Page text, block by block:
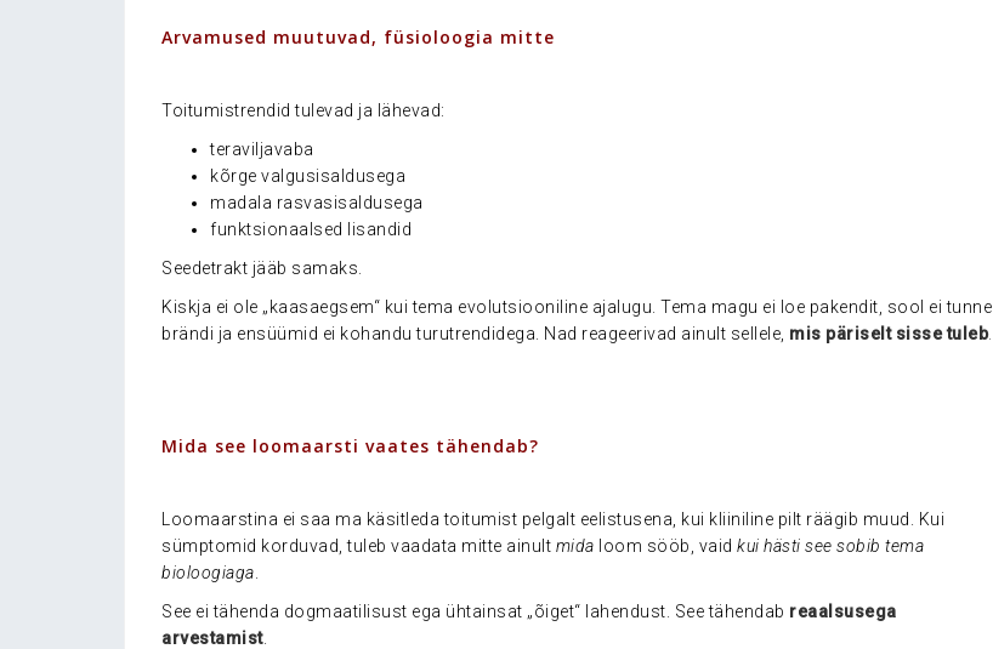
Arvamused muutuvad, füsioloogia mitte
Toitumistrendid tulevad ja lähevad:
teraviljavaba
kõrge valgusisaldusega
madala rasvasisaldusega
funktsionaalsed lisandid
Seedetrakt jääb samaks.
Kiskja ei ole „kaasaegsem“ kui tema evolutsiooniline ajalugu. Tema magu ei loe pakendit, sool ei tunne
brändi ja ensüümid ei kohandu turutrendidega. Nad reageerivad ainult sellele, mis päriselt sisse tuleb.
Mida see loomaarsti vaates tähendab?
Loomaarstina ei saa ma käsitleda toitumist pelgalt eelistusena, kui kliiniline pilt räägib muud. Kui
sümptomid korduvad, tuleb vaadata mitte ainult mida loom sööb, vaid kui hästi see sobib tema
bioloogiaga
See ei tähenda dogmaatilisust ega ühtainsat „õiget“ lahendust. See tähendab reaalsusega
arvestamist.